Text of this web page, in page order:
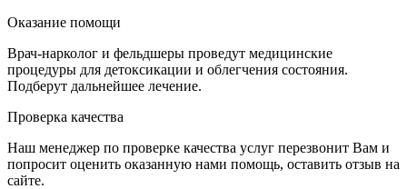
Оказание помощи
Врач-нарколог и фельдшеры проведут медицинские
процедуры для детоксикации и облегчения состояния.
Подберут дальнейшее лечение.
Проверка качества
Наш менеджер по проверке качества услуг перезвонит Вам и
попросит оценить оказанную нами помощь, оставить отзыв на
сайте.